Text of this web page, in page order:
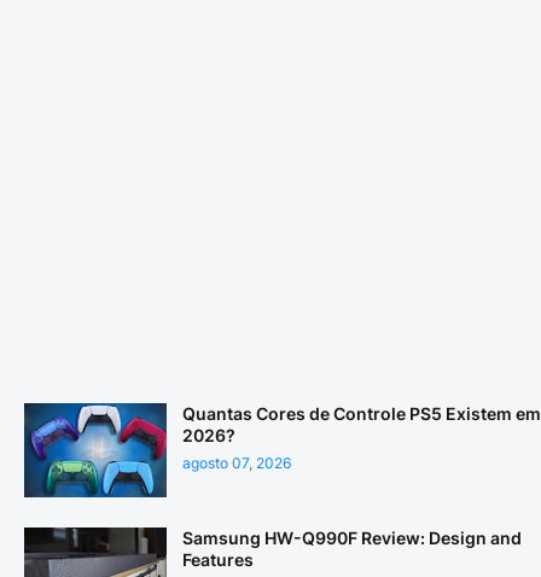
Quantas Cores de Controle PS5 Existem em
2026?
agosto 07, 2026
Samsung HW-Q990F Review: Design and
Features